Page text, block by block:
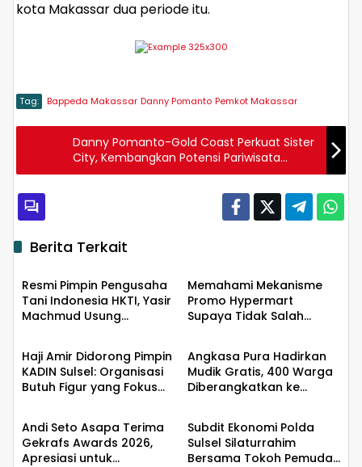
kota Makassar dua periode itu.
Tag: Bappeda Makassar Danny Pomanto Pemkot Makassar
Danny Pomanto-Gold Coast Perkuat Sister
City, Kembangkan Potensi Pariwisata
Makassar
Berita Terkait
Ekobis
Resmi Pimpin Pengusaha
Tani Indonesia HKTI, Yasir
Machmud Usung
Memahami Mekanisme
Promo Hypermart
Supaya Tidak Salah
Ekobis
Haji Amir Didorong Pimpin
KADIN Sulsel: Organisasi
Butuh Figur yang Fokus
Ekobis
Angkasa Pura Hadirkan
Mudik Gratis, 400 Warga
Diberangkatkan ke
Ekobis
Andi Seto Asapa Terima
Gekrafs Awards 2026,
Apresiasi untuk
Ekobis
Subdit Ekonomi Polda
Sulsel Silaturrahim
Bersama Tokoh Pemuda